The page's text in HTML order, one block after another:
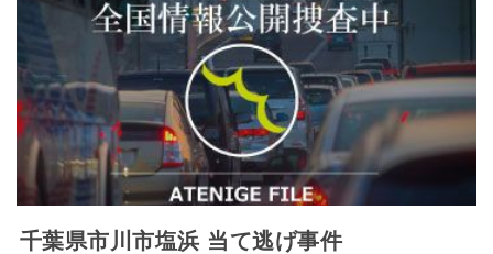
千葉県市川市塩浜 当て逃げ事件